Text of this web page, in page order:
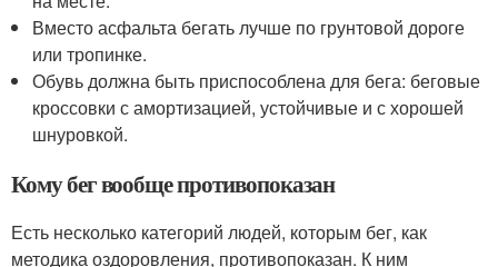
Вместо асфальта бегать лучше по грунтовой дороге
или тропинке.
Обувь должна быть приспособлена для бега: беговые
кроссовки с амортизацией, устойчивые и с хорошей
шнуровкой.
Кому бег вообще противопоказан
Есть несколько категорий людей, которым бег, как
методика оздоровления, противопоказан. К ним